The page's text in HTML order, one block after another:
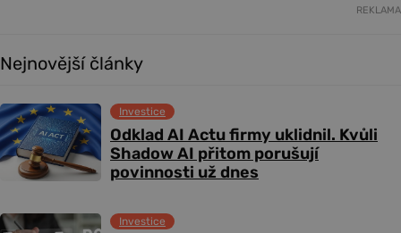
REKLAMA
Nejnovější články
Odklad AI Actu firmy uklidnil. Kvůli
Shadow AI přitom porušují
povinnosti už dnes
Investice
Investice